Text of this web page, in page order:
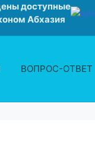
доступные
Абхазия
ВОПРОС-ОТВЕТ